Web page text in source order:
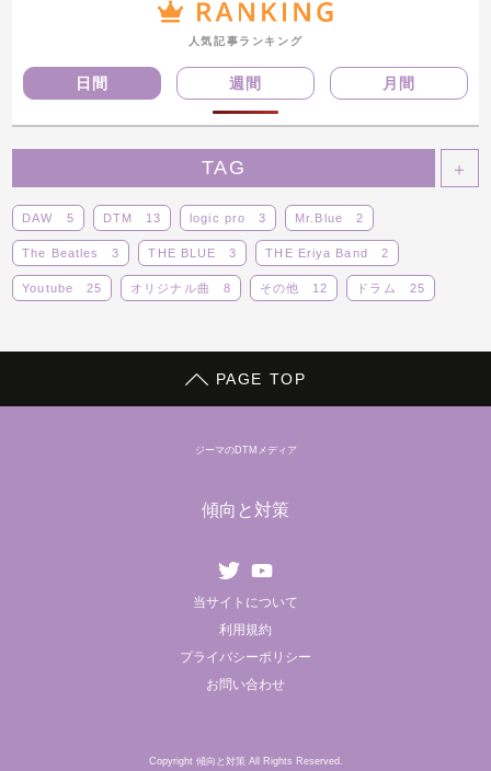
人気記事ランキング
日間 週間 月間
TAG ＋
DAW 5 DTM 13 logic pro 3 Mr.Blue 2
The Beatles 3 THE BLUE 3 THE Eriya Band 2
Youtube 25 オリジナル曲 8 その他 12 ドラム 25
PAGE TOP
ジーマのDTMメディア
傾向と対策
当サイトについて
利用規約
プライバシーポリシー
お問い合わせ
Twitter
Copyright 傾向と対策 All Rights Reserved.